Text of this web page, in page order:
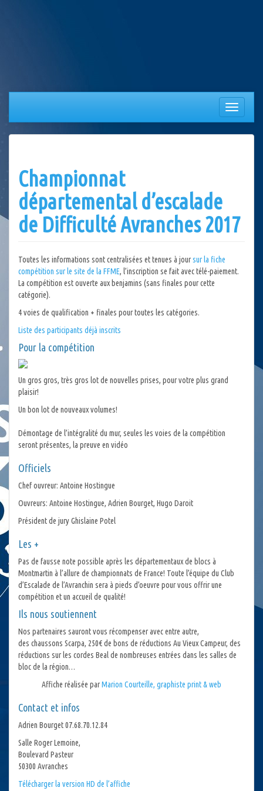
Afficher/
la
Championnat
départemental d’escalade
de Difficulté Avranches 2017
Toutes les informations sont centralisées et tenues à joursur la fiche
compétition sur le site de la FFME, l’inscription se fait avec télé-paiement.
La compétition est ouverte aux benjamins (sans finales pour cette
catégorie).
4 voies de qualification + finales pour toutes les catégories.
Liste des participants déjà inscrits
Pour la compétition
Un gros gros, très gros lot de nouvelles prises, pour votre plus grand
plaisir!
Un bon lot de nouveaux volumes!
Démontage de l’intégralité du mur, seules les voies de la compétition
seront présentes, la preuve en vidéo
Officiels
Chef ouvreur: Antoine Hostingue
Ouvreurs: Antoine Hostingue, Adrien Bourget, Hugo Daroit
Président de jury Ghislaine Potel
Les +
Pas de fausse note possible après les départementaux de blocs à
Montmartin à l’allure de championnats de France! Toute l’équipe du Club
d’Escalade de l’Avranchin sera à pieds d’oeuvre pour vous offrir une
compétition et un accueil de qualité!
Ils nous soutiennent
Nos partenaires sauront vous récompenser avec entre autre,
des chaussons Scarpa, 250€ de bons de réductions Au Vieux Campeur, des
réductions sur les cordes Beal de nombreuses entrées dans les salles de
bloc de la région…
Affiche réalisée parMarion Courteille, graphiste print & web
Contact et infos
Adrien Bourget 07.68.70.12.84
Salle Roger Lemoine,
Boulevard Pasteur
50300 Avranches
Télécharger la version HD de l’affiche